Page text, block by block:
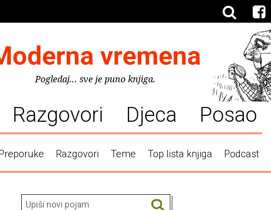
vremena
Pogledaj... sve je puno knjiga.
Razgovori Djeca Posao
Razgovori Teme Top lista knjiga Podcast